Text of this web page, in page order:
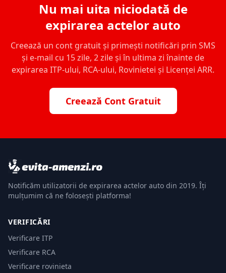
Nu mai uita niciodată de
expirarea actelor auto
Creează un cont gratuit și primești notificări prin SMS
și e-mail cu 15 zile, 2 zile și în ultima zi înainte de
expirarea ITP-ului, RCA-ului, Rovinietei și Licenței ARR.
Creează Cont Gratuit
Notificăm utilizatorii de expirarea actelor auto din 2019. Îți
mulțumim că ne folosești platforma!
VERIFICĂRI
Verificare ITP
Verificare RCA
Verificare rovinieta